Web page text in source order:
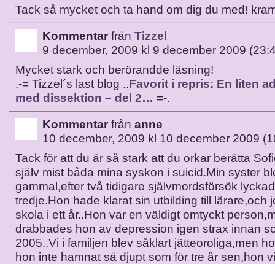
Tack så mycket och ta hand om dig du med!
Kommentar från Tizzel
9 december, 2009 kl 9 december 2009
Mycket stark och berörandde läsning!
.-= Tizzel´s last blog ..Favorit i repris: En liten
med dissektion – del 2… =-.
Kommentar från anne
10 december, 2009 kl 10 december 2009
Tack för att du är så stark att du orkar berätta
själv mist båda mina syskon i suicid.Min syster
gammal,efter två tidigare självmordsförsök
tredje.Hon hade klarat sin utbilding till lärare,och
skola i ett år..Hon var en väldigt omtyckt
drabbades hon av depression igen strax innan
2005..Vi i familjen blev såklart jätteoroliga,men
hon inte hamnat så djupt som för tre år sen,hon